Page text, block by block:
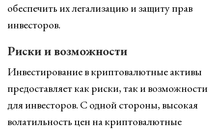
обеспечить их легализацию и защиту прав
инвесторов.
Риски и возможности
Инвестирование в криптовалютные активы
предоставляет как риски, так и возможности
для инвесторов. С одной стороны, высокая
волатильность цен на криптовалютные